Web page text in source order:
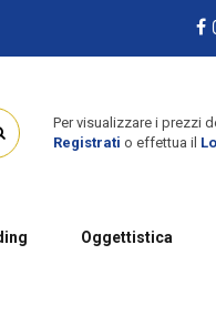
Per visualizzare i prezzi
Registrati o effettua il
Oggettistica